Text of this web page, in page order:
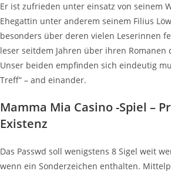
Er ist zufrieden unter einsatz von seinem
Ehegattin unter anderem seinem Filius
besonders über deren vielen Leserinnen
leser seitdem Jahren über ihren Romanen
Unser beiden empfinden sich eindeutig
Treff” – and einander.
Mamma Mia Casino -Spiel –
Existenz
Das Passwd soll wenigstens 8 Sigel weit
wenn ein Sonderzeichen enthalten.